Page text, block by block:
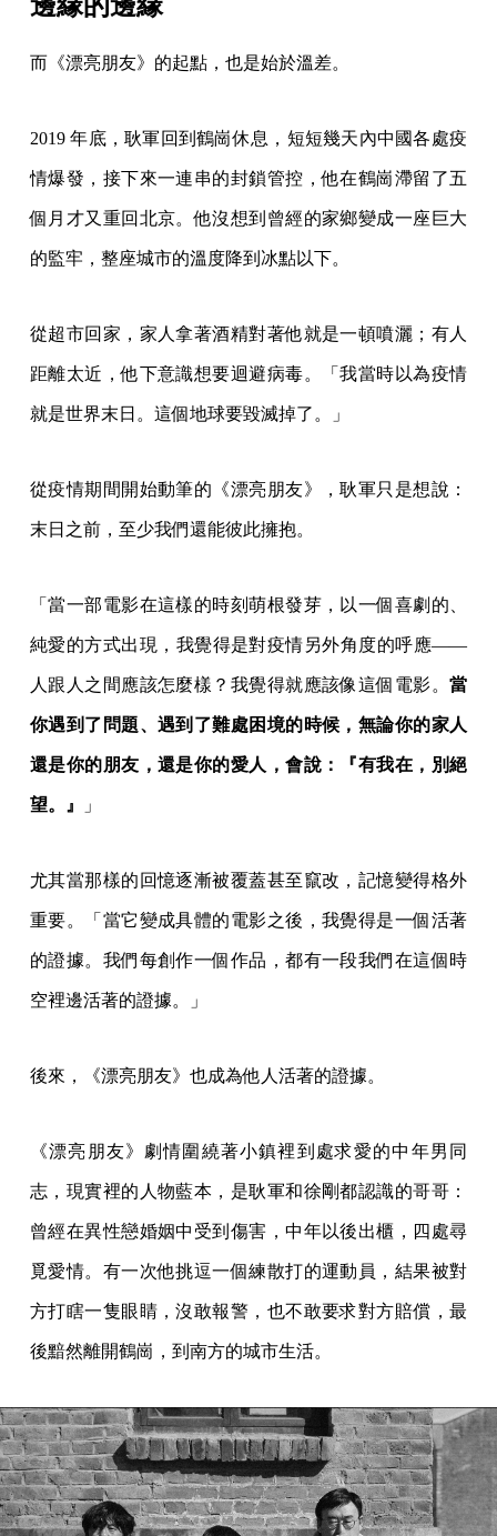
而《漂亮朋友》的起點，也是始於溫差。
2019 年底，耿軍回到鶴崗休息，短短幾天內中國各處疫
情爆發，接下來一連串的封鎖管控，他在鶴崗滯留了五
個月才又重回北京。他沒想到曾經的家鄉變成一座巨大
的監牢，整座城市的溫度降到冰點以下。
從超市回家，家人拿著酒精對著他就是一頓噴灑；有人
距離太近，他下意識想要迴避病毒。「我當時以為疫情
就是世界末日。這個地球要毀滅掉了。」
從疫情期間開始動筆的《漂亮朋友》，耿軍只是想說：
末日之前，至少我們還能彼此擁抱。
「當一部電影在這樣的時刻萌根發芽，以一個喜劇的、
純愛的方式出現，我覺得是對疫情另外角度的呼應——
人跟人之間應該怎麼樣？我覺得就應該像這個電影。 當
你遇到了問題、遇到了難處困境的時候，無論你的家人
還是你的朋友，還是你的愛人，會說：『有我在，別絕
望。』 」
尤其當那樣的回憶逐漸被覆蓋甚至竄改，記憶變得格外
重要。「當它變成具體的電影之後，我覺得是一個活著
的證據。我們每創作一個作品，都有一段我們在這個時
空裡邊活著的證據。」
後來，《漂亮朋友》也成為他人活著的證據。
《漂亮朋友》劇情圍繞著小鎮裡到處求愛的中年男同
志，現實裡的人物藍本，是耿軍和徐剛都認識的哥哥：
曾經在異性戀婚姻中受到傷害，中年以後出櫃，四處尋
覓愛情。有一次他挑逗一個練散打的運動員，結果被對
方打瞎一隻眼睛，沒敢報警，也不敢要求對方賠償，最
後黯然離開鶴崗，到南方的城市生活。